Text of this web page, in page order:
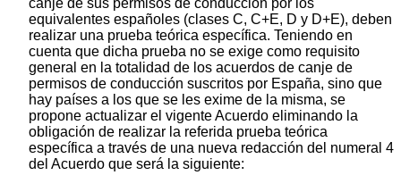
equivalentes españoles (clases C, C+E, D y D+E), deben
realizar una prueba teórica específica. Teniendo en
cuenta que dicha prueba no se exige como requisito
general en la totalidad de los acuerdos de canje de
permisos de conducción suscritos por España, sino que
hay países a los que se les exime de la misma, se
propone actualizar el vigente Acuerdo eliminando la
obligación de realizar la referida prueba teórica
específica a través de una nueva redacción del numeral 4
del Acuerdo que será la siguiente: